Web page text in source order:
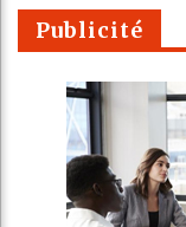
Publicité